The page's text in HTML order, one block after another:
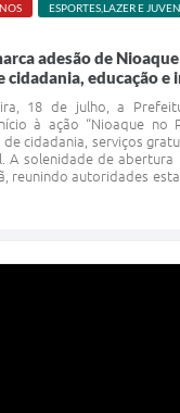
ESPORTES,LAZER E
adesão de
cidadania, educação e
18 de julho, a
à ação “Nioaque no
cidadania, serviços
A solenidade de abertura
reunindo autoridades